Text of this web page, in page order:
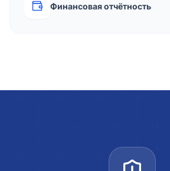
Финансовая отчётность